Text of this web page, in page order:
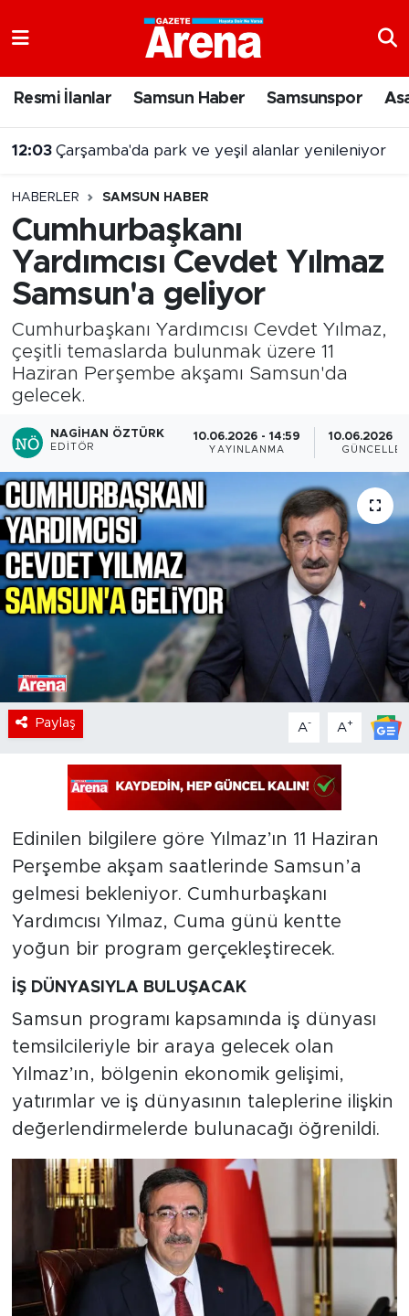
Resmi İlanlar Samsun Haber Samsunspor
12:03 Çarşamba'da park ve yeşil alanlar yenileniyor
HABERLER SAMSUN HABER
Cumhurbaşkanı
Yardımcısı Cevdet Yılmaz
Samsun'a geliyor
Cumhurbaşkanı Yardımcısı Cevdet Yılmaz,
çeşitli temaslarda bulunmak üzere 11
Haziran Perşembe akşamı Samsun'da
gelecek.
NAGIHAN ÖZTÜRK
EDITÖR
10.06.2026 - 14:59
YAYINLANMA
10.06.2026 -
Paylaş A- A+
Edinilen bilgilere göre Yılmaz’ın 11 Haziran
Perşembe akşam saatlerinde Samsun’a
gelmesi bekleniyor. Cumhurbaşkanı
Yardımcısı Yılmaz, Cuma günü kentte
yoğun bir program gerçekleştirecek.
İŞ DÜNYASIYLA BULUŞACAK
Samsun programı kapsamında iş dünyası
temsilcileriyle bir araya gelecek olan
Yılmaz’ın, bölgenin ekonomik gelişimi,
yatırımlar ve iş dünyasının taleplerine ilişkin
değerlendirmelerde bulunacağı öğrenildi.
Samsun Namaz Vakitleri
Süper Lig Puan Durumu ve Fikstür
Tüm Manşetler
Son Dakika Haberleri
Haber Arşivi